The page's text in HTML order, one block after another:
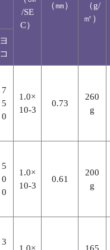
/SE
C）
（㎜）
（g/
㎡）
ヨ
コ
7
5
0
1.0×
10-3
0.73
260
g
5
0
0
1.0×
10-3
0.61
200
g
3
1.0×
165